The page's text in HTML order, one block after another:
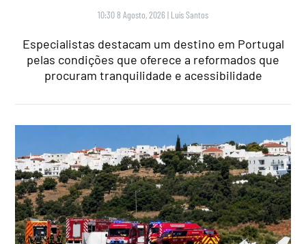
10:30 8 Agosto, 2026 | Luís Santos
Especialistas destacam um destino em Portugal
pelas condições que oferece a reformados que
procuram tranquilidade e acessibilidade